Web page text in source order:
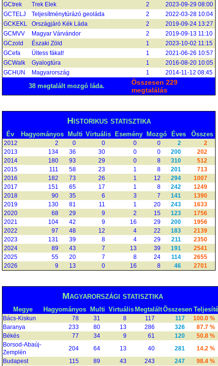
GCtrek Trek Elek 2
2023-09-29 08:00
GCTELJ
Teljesítménytúrázó geoláda 2
2022-03-28 10:04
GCKEKL
Országjáró Kék Láda 2
2019-09-24 13:27
GCMVV
Magyar Várvándor 2
2019-09-13 11:10
GCzold
Északi Zöld 1
2023-10-02 11:15
GCefa
Ültess fákat! 1
2021-06-26 10:57
GCWalk
Gyalogtúra 1
2016-08-20 10:05
GCHUN
Magyarország 1 2014-11-12 08:45
38 megtalált mozgó láda.
Összesen 229
megtalálás
Historikus statisztika
Év Hagyományos Multi Virtuális Esemény Mozgó Éves Összes
2012 2 0 0 0 0 2
2
2013
134 36 30 0 0 200
202
2014
180 93 29 0 8 310
512
2015
111 58 23 1 8 201
713
2016
182 73 26 1 12 294
1007
2017
151 65 17 1 8 242
1249
2018
90 35 6 3 7 141
1390
2019
130 81 11 1 20 243
1633
2020
68 29 9 2 15 123
1756
2021
104 42 9 16 29 200
1956
2022
97 48 12 4 22 183
2139
2023
131 39 8 4 29 211
2350
2024
89 43 7 13 39 191
2541
2025
55 20 7 8 24 114
2655
2026
9 13 0 16 8 46 2701
Magyarországi statisztika
Megye Hagyományos Multi Virtuális MegtaláltÖsszesen
Bács-Kiskun 78 31 8 117 117
100.0 %
Baranya
233 80 13 286 326
87.7 %
Békés
77 34 9 61 120
50.8 %
Borsod-Abaúj-
Zemplén
204 64 13 40 281
14.2 %
Budapest
115 89 43 243 247
98.4 %